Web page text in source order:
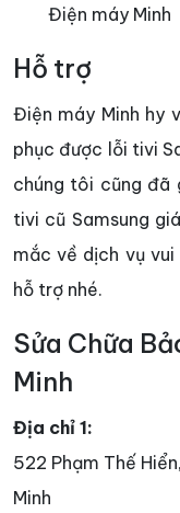
Điện máy Minh
Hỗ trợ
Điện máy Minh hy
phục được lỗi tivi
chúng tôi cũng đã
tivi cũ Samsung
mắc về dịch vụ vui
hỗ trợ nhé.
Sửa Chữa
Minh
Địa chỉ 1:
522 Phạm Thế
Minh